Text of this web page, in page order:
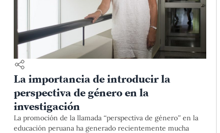
La importancia de introducir la
perspectiva de género en la
investigación
La promoción de la llamada “perspectiva de género” en la
educación peruana ha generado recientemente mucha